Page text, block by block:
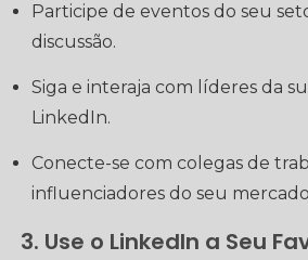
Participe de eventos do seu setor e grupos de
discussão.
Siga e interaja com líderes da sua área no
LinkedIn.
Conecte-se com colegas de trabalho, mentores e
influenciadores do seu
3. Use o LinkedIn a Seu